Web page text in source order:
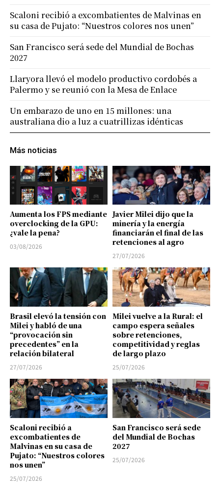
Más noticias
Aumenta los FPS mediante
overclocking de la GPU:
¿vale la pena?
03/08/2026
Javier Milei dijo que la
minería y la energía
financiarán el final de las
retenciones al agro
27/07/2026
Brasil elevó la tensión con
Milei y habló de una
“provocación sin
precedentes” en la
relación bilateral
27/07/2026
Milei vuelve a la Rural: el
campo espera señales
sobre retenciones,
competitividad y reglas
de largo plazo
25/07/2026
Scaloni recibió a
excombatientes de
Malvinas en su casa de
Pujato: “Nuestros colores
nos unen”
25/07/2026
San Francisco será sede
del Mundial de Bochas
2027
25/07/2026
Scaloni recibió a excombatientes de Malvinas en
su casa de Pujato: “Nuestros colores nos unen”
San Francisco será sede del Mundial de Bochas
2027
Llaryora llevó el modelo productivo cordobés a
Palermo y se reunió con la Mesa de Enlace
Un embarazo de uno en 15 millones: una
australiana dio a luz a cuatrillizas idénticas